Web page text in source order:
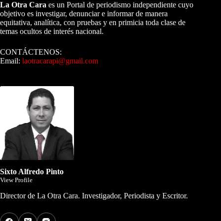
La Otra Cara es un Portal de periodismo independiente cuyo
objetivo es investigar, denunciar e informar de manera
equitativa, analítica, con pruebas y en primicia toda clase de
temas ocultos de interés nacional.
CONTÁCTENOS:
Email: laotracarapi@gmail.com
Sixto Alfredo Pinto
View Profile
Director de La Otra Cara. Investigador, Periodista y Escritor.